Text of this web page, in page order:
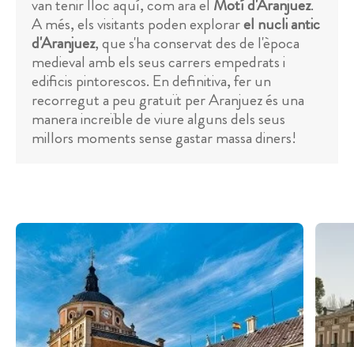
van tenir lloc aquí, com ara el Motí d'Aranjuez.
A més, els visitants poden explorarel nucli antic
d'Aranjuez, que s'ha conservat des de l'època
medieval amb els seus carrers empedrats i
edificis pintorescos. En definitiva, fer un
recorregut a peu gratuït per Aranjuez és una
manera increïble de viure alguns dels seus
millors moments sense gastar massa diners!